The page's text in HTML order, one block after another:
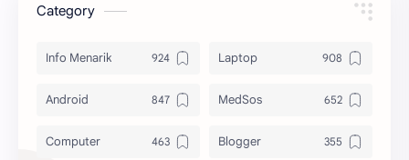
Category
Info Menarik Laptop
Android MedSos
Computer Blogger